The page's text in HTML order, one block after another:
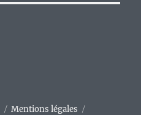
Mentions légales